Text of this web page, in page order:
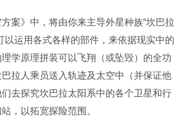
案》中，将由你来主导外星种族“坎巴拉
以运用各式各样的部件，来依据现实中的
学原理拼装可以飞翔（或坠毁）的全功
拉人乘员送入轨迹及太空中（并保证他
去探究坎巴拉太阳系中的各个卫星和行
，以拓宽探险范围。